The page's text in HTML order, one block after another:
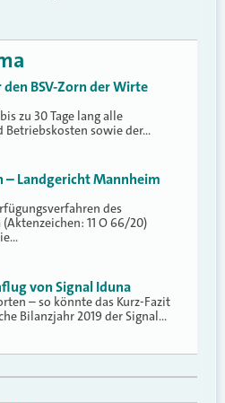
BSV-Zorn der Wirte
zu 30 Tage lang alle
Betriebskosten sowie der…
– Landgericht Mannheim
des
11 O 66/20)
von Signal Iduna
– so könnte das Kurz-Fazit
Bilanzjahr 2019 der Signal…